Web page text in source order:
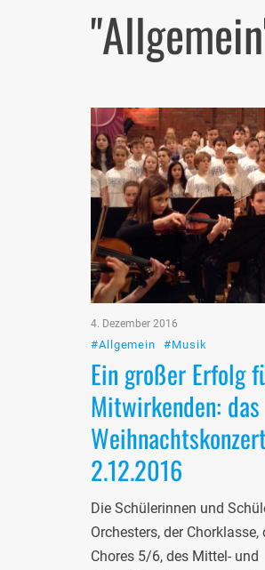
4. Dezember 2016
#Allgemein #Musik
Ein großer Erfolg
Mitwirkenden: das
2.12.2016
Die Schülerinnen und
Orchesters, der Chorklasse,
Chores 5/6, des Mittel- und